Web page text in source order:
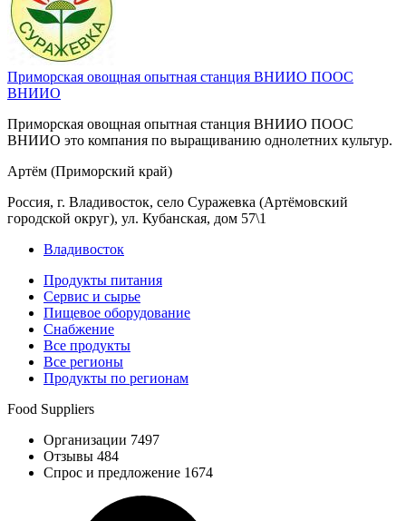
Приморская овощная опытная станция ВНИИО ПООС
ВНИИО
Приморская овощная опытная станция ВНИИО ПООС
ВНИИО это компания по выращиванию однолетних культур.
Артём (Приморский край)
Россия, г. Владивосток, село Суражевка (Артёмовский
городской округ), ул. Кубанская, дом 57\1
Владивосток
Продукты питания
Сервис и сырье
Пищевое оборудование
Снабжение
Все продукты
Все регионы
Продукты по регионам
Food Suppliers
Организации 7497
Отзывы 484
Спрос и предложение 1674